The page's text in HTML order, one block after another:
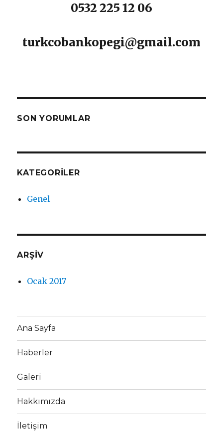
0532 225 12 06
turkcobankopegi@gmail.com
SON YORUMLAR
KATEGORILER
Genel
ARŞIV
Ocak 2017
Ana Sayfa
Haberler
Galeri
Hakkımızda
İletişim